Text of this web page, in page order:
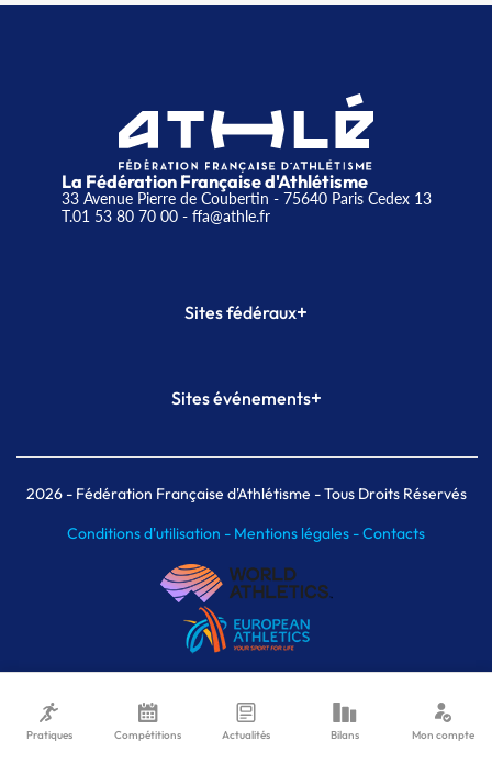
La Fédération Française d'Athlétisme
33 Avenue Pierre de Coubertin - 75640 Paris Cedex 13
T.01 53 80 70 00- ffa@athle.fr
Sites fédéraux+
Plateforme Formation
Sites événements+
Meeting de Paris indoor
MAIF Ekiden de Paris
2026- Fédération Française d'Athlétisme - Tous Droits Réservés
Conditions d'utilisation - Mentions légales -Contacts
Pratiques Compétitions Actualités Bilans Mon compte